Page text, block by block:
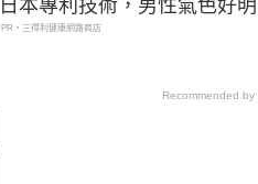
日本專利技術，男性氣色好
PR・三得利健康網路商店
Recommended by